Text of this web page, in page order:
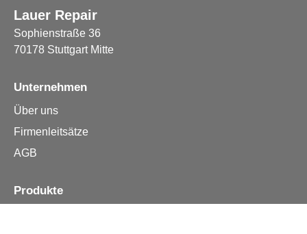
Lauer Repair
Sophienstraße 36
70178 Stuttgart Mitte
Unternehmen
Über uns
Firmenleitsätze
AGB
Produkte